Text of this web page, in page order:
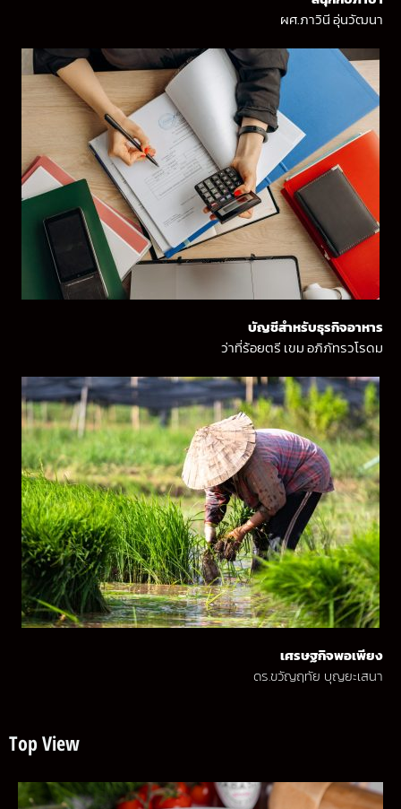
ผศ.ภาวินี อุ่นวัฒนา
บัญชีสำหรับธุรกิจอาหาร
ว่าที่ร้อยตรี เขม อภิภัทรวโรดม
เศรษฐกิจพอเพียง
ดร.ขวัญฤทัย บุญยะเสนา
Top View